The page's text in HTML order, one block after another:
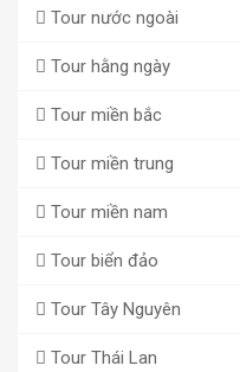
Tour nước ngoài
Tour hằng ngày
Tour miền bắc
Tour miền trung
Tour miền nam
Tour biển đảo
Tour Tây Nguyên
Tour Thái Lan